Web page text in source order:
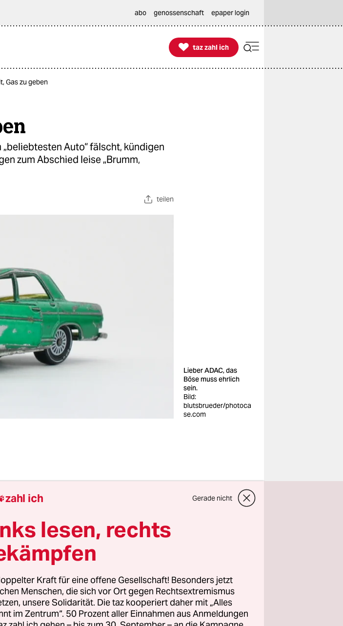
abo genossenschaft epaper login

taz zahl ich
taz zahl ich
Gas zu geben
Auto“ fälscht, kündigen
zum Abschied leise „Brumm,
teilen
Lieber ADAC, das
Böse muss ehrlich
sein.
Bild:
blutsbrueder/photoca
se.com
zahl ich Gerade nicht
lesen, rechts
Kraft für eine offene Gesellschaft! Besonders jetzt
Menschen, die sich vor Ort gegen Rechtsextremismus
unsere Solidarität. Die taz kooperiert daher mit „Alles
im Zentrum“. 50 Prozent aller Einnahmen aus Anmeldungen